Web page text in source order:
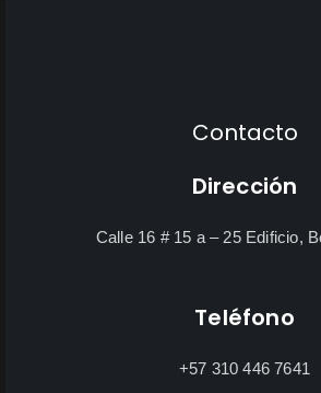
Contacto
Dirección
Calle 16 # 15 a – 25 Edificio,
Teléfono
+57 310 446 7641